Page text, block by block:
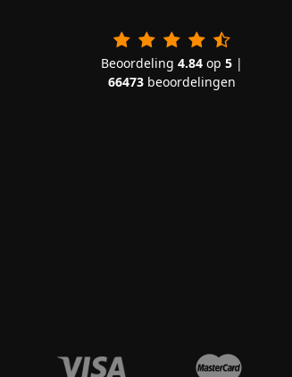
Beoordeling 4.84op 5|
66473beoordelingen